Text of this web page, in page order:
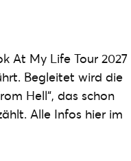
At My Life Tour 2027
Begleitet wird die
Hell“, das schon
Alle Infos hier im